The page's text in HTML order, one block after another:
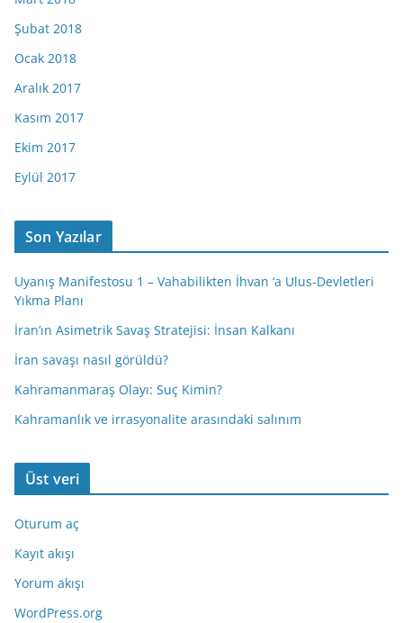
Şubat 2018
Ocak 2018
Aralık 2017
Kasım 2017
Ekim 2017
Eylül 2017
Son Yazılar
Uyanış Manifestosu 1 – Vahabilikten İhvan ‘a Ulus-Devletleri
Yıkma Planı
İran’ın Asimetrik Savaş Stratejisi: İnsan Kalkanı
İran savaşı nasıl görüldü?
Kahramanmaraş Olayı: Suç Kimin?
Kahramanlık ve irrasyonalite arasındaki salınım
Üst veri
Oturum aç
Kayıt akışı
Yorum akışı
WordPress.org